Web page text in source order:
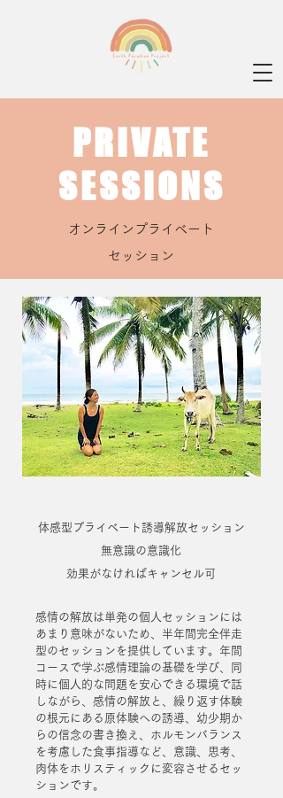
PRIVATE
SESSIONS
オンラインプライベート
セッション
体感型プライベート誘導解放セッション
​無意識の意識化
効果がなければキャンセル可
感情の解放は単発の個人セッションには
あまり意味がないため、 半年間完全伴走
型のセッションを提供しています。年間
コースで学ぶ感情理論の基礎を学び、同
時に個人的な問題を安心できる環境で話
しながら、感情の解放と、繰り返す体験
の根元にある原体験への誘導、幼少期か
らの信念の書き換え、ホルモンバランス
を考慮した食事指導など、意識、思考、
肉体をホリスティックに変容させるセッ
ションです。